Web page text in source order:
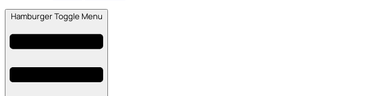
Hamburger Toggle Menu